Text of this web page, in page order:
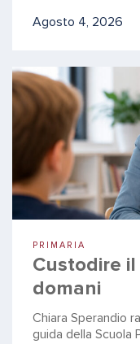
Agosto 4, 2026
PRIMARIA
Custodire
domani
Chiara Sperandio
guida della Scuola